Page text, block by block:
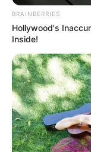
BRAINBERRIES
Hollywood's
Inside!